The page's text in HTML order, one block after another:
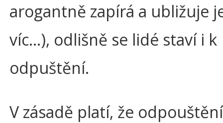
arogantně zapírá a ubližuje
víc…), odlišně se lidé staví i k
odpuštění.
V zásadě platí, že